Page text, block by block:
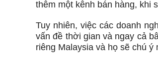
thêm một kênh bán hàng, khi
Tuy nhiên, việc các doanh
vấn đề thời gian và ngay cả
riêng Malaysia và họ sẽ chú